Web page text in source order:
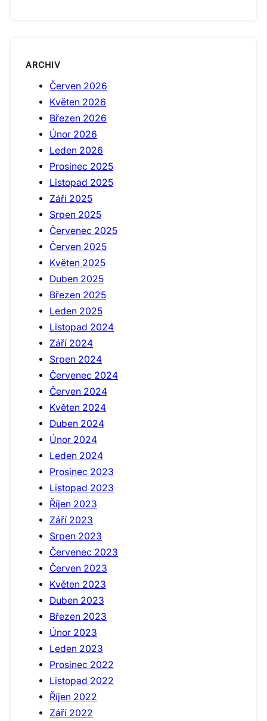
ARCHIV
Červen 2026
Květen 2026
Březen 2026
Únor 2026
Leden 2026
Prosinec 2025
Listopad 2025
Září 2025
Srpen 2025
Červenec 2025
Červen 2025
Květen 2025
Duben 2025
Březen 2025
Leden 2025
Listopad 2024
Září 2024
Srpen 2024
Červenec 2024
Červen 2024
Květen 2024
Duben 2024
Únor 2024
Leden 2024
Prosinec 2023
Listopad 2023
Říjen 2023
Září 2023
Srpen 2023
Červenec 2023
Červen 2023
Květen 2023
Duben 2023
Březen 2023
Únor 2023
Leden 2023
Prosinec 2022
Listopad 2022
Říjen 2022
Září 2022